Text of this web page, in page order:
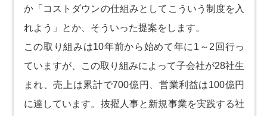
か「コストダウンの仕組みとしてこういう制度を入
れよう」とか、そういった提案をします。
この取り組みは10年前から始めて年に1～2回行っ
ていますが、この取り組みによって子会社が28社生
まれ、売上は累計で700億円、営業利益は100億円
に達しています。抜擢人事と新規事業を実践する社